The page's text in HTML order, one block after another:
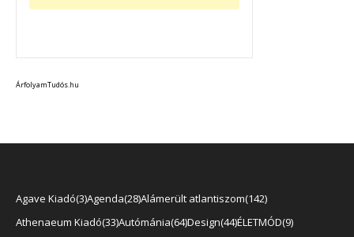
ÁrfolyamTudós.hu
Agave Kiadó 3 Agenda 28Alámerült atlantiszom 142
Athenaeum Kiadó 33 Autómánia 64Design 44ÉLETMÓD 9